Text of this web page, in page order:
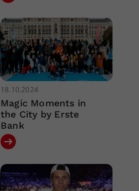
18.10.2024
Magic Moments in
the City by Erste
Bank